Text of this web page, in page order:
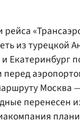
рейса
из турецкой
Екатеринбург
перед
Москва
перенесен